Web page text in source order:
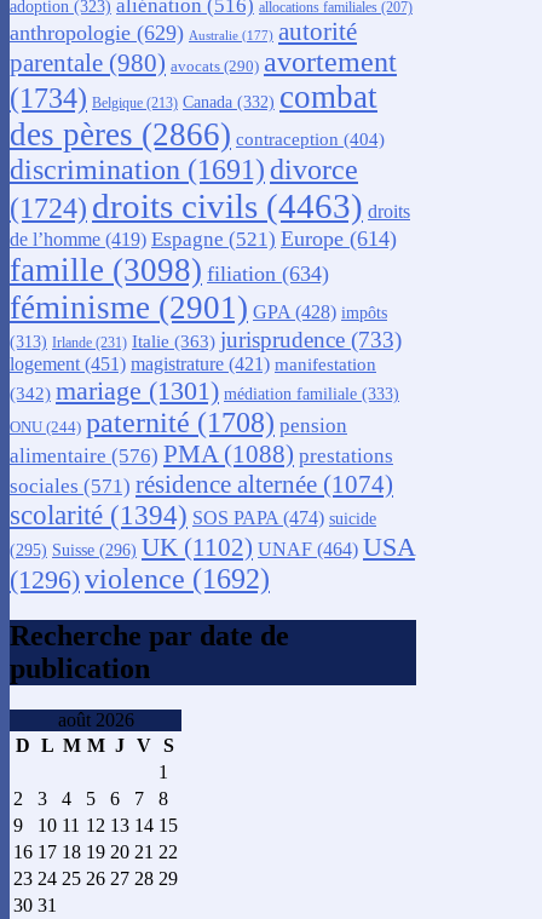
adoption (323) aliénation (516) allocations familiales (207)
anthropologie (629) Australie (177) autorité
parentale (980) avocats (290) avortement
(1734) Belgique (213) Canada (332) combat
des pères (2866) contraception (404)
discrimination (1691) divorce
(1724) droits civils (4463) droits
de l’homme (419) Espagne (521) Europe (614)
famille (3098) filiation (634)
féminisme (2901) GPA (428) impôts
(313) Irlande (231) Italie (363) jurisprudence (733)
logement (451) magistrature (421) manifestation
(342) mariage (1301) médiation familiale (333)
ONU (244) paternité (1708) pension
alimentaire (576) PMA(1088) prestations
sociales (571) résidence alternée (1074)
scolarité (1394) SOS PAPA(474) suicide
(295) Suisse (296) UK (1102) UNAF (464) USA
(1296)violence (1692)
Recherche par date de
publication
août 2026
D L M M J V S
1
2
3 4 5 6 7
8
9
10 11 12 13 14 15
16 17 18 19 20 21 22
23 24 25 26 27 28 29
30 31